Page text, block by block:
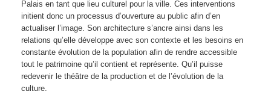
Palais en tant que lieu culturel pour la ville. Ces interventions
initient donc un processus d’ouverture au public afin d’en
actualiser l’image. Son architecture s’ancre ainsi dans les
relations qu’elle développe avec son contexte et les besoins en
constante évolution de la population afin de rendre accessible
tout le patrimoine qu’il contient et représente. Qu’il puisse
redevenir le théâtre de la production et de l’évolution de la
culture.